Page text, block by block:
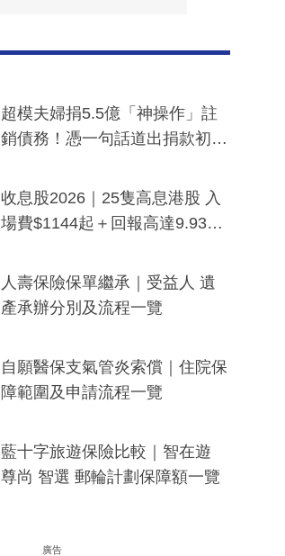
超模夫婦捐5.5億「神操作」註
銷債務！憑一句話道出捐款初
一度被誤當詐騙手段
收息股2026｜25隻高息港股 入
場費$1144起＋回報高達9.93
人壽保險保單繼承｜受益人 遺
產承辦分別及流程一覽
自願醫保支氣管炎索償｜住院保
障範圍及申請流程一覽
藍十字旅遊保險比較｜智在遊
尊尚 智選 郵輪計劃保障額一覽
廣告